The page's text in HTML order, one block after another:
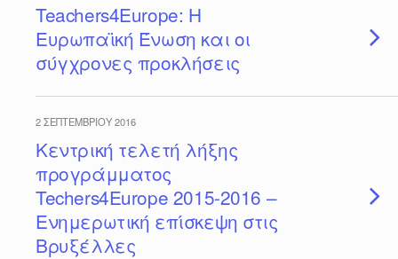
Teachers4Europe: Η
Ευρωπαϊκή Ένωση και οι
σύγχρονες προκλήσεις
2 ΣΕΠΤΕΜΒΡΊΟΥ 2016
Κεντρική τελετή λήξης
προγράμματος
Techers4Europe 2015-2016 –
Ενημερωτική επίσκεψη στις
Βρυξέλλες